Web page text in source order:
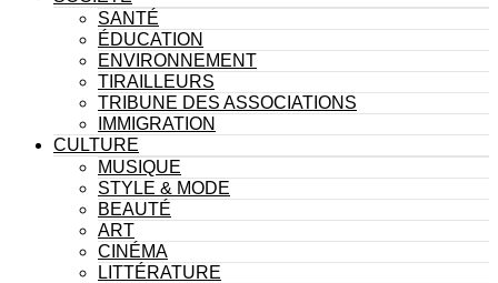
SANTÉ
ÉDUCATION
ENVIRONNEMENT
TIRAILLEURS
TRIBUNE DES ASSOCIATIONS
IMMIGRATION
CULTURE
MUSIQUE
STYLE & MODE
BEAUTÉ
ART
CINÉMA
LITTÉRATURE